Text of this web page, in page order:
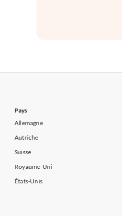
Pays
Allemagne
Autriche
Suisse
Royaume-Uni
États-Unis